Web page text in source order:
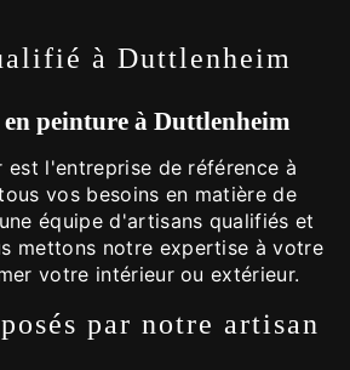
à Duttlenheim
peinture à Duttlenheim
est l'entreprise de référence à
vos besoins en matière de
équipe d'artisans qualifiés et
mettons notre expertise à votre
votre intérieur ou extérieur.
par notre artisan